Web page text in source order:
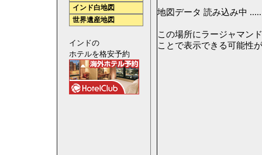
地図データ 読み込み中 .....
この場所にラージャマン
ことで表示できる可能性
インド白地図
世界遺産地図
インドの
ホテルを格安予約